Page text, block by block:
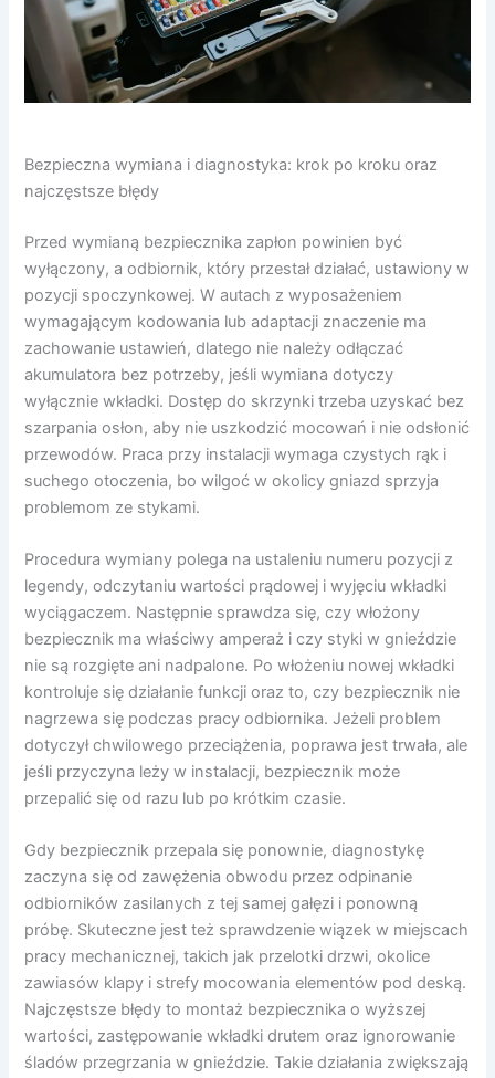
Bezpieczna wymiana i diagnostyka: krok po kroku oraz
najczęstsze błędy
Przed wymianą bezpiecznika zapłon powinien być
wyłączony, a odbiornik, który przestał działać, ustawiony w
pozycji spoczynkowej. W autach z wyposażeniem
wymagającym kodowania lub adaptacji znaczenie ma
zachowanie ustawień, dlatego nie należy odłączać
akumulatora bez potrzeby, jeśli wymiana dotyczy
wyłącznie wkładki. Dostęp do skrzynki trzeba uzyskać bez
szarpania osłon, aby nie uszkodzić mocowań i nie odsłonić
przewodów. Praca przy instalacji wymaga czystych rąk i
suchego otoczenia, bo wilgoć w okolicy gniazd sprzyja
problemom ze stykami.
Procedura wymiany polega na ustaleniu numeru pozycji z
legendy, odczytaniu wartości prądowej i wyjęciu wkładki
wyciągaczem. Następnie sprawdza się, czy włożony
bezpiecznik ma właściwy amperaż i czy styki w gnieździe
nie są rozgięte ani nadpalone. Po włożeniu nowej wkładki
kontroluje się działanie funkcji oraz to, czy bezpiecznik nie
nagrzewa się podczas pracy odbiornika. Jeżeli problem
dotyczył chwilowego przeciążenia, poprawa jest trwała, ale
jeśli przyczyna leży w instalacji, bezpiecznik może
przepalić się od razu lub po krótkim czasie.
Gdy bezpiecznik przepala się ponownie, diagnostykę
zaczyna się od zawężenia obwodu przez odpinanie
odbiorników zasilanych z tej samej gałęzi i ponowną
próbę. Skuteczne jest też sprawdzenie wiązek w miejscach
pracy mechanicznej, takich jak przelotki drzwi, okolice
zawiasów klapy i strefy mocowania elementów pod deską.
Najczęstsze błędy to montaż bezpiecznika o wyższej
wartości, zastępowanie wkładki drutem oraz ignorowanie
śladów przegrzania w gnieździe. Takie działania zwiększają